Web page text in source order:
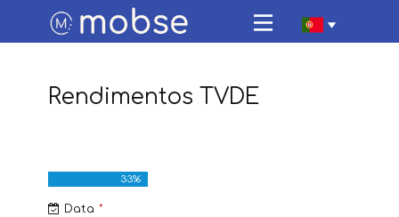
Estacionamento
Sobre Nós
Contactos
Rendimentos TVDE
33%
Data *